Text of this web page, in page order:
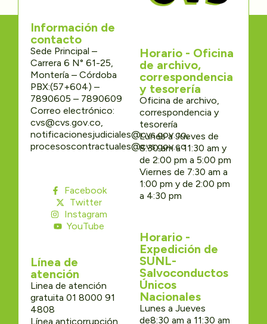
Información de
contacto
Sede Principal –
Carrera 6 N° 61-25,
Montería – Córdoba
PBX:(57+604) –
7890605 – 7890609
Correo electrónico:
cvs@cvs.gov.co,
notificacionesjudiciales@cvs.gov.co,
procesoscontractuales@cvs.gov.co
Facebook
Twitter
Instagram
YouTube
Línea de
atención
Linea de atención
gratuita 01 8000 91
4808
Línea anticorrupción
Horario - Oficina
de archivo,
correspondencia
y tesorería
Oficina de archivo,
correspondencia y
tesorería
Lunes a Jueves de
8:30 am a 11:30 am y
de 2:00 pm a 5:00 pm
Viernes de 7:30 am a
1:00 pm y de 2:00 pm
a 4:30 pm
Horario -
Expedición de
SUNL-
Salvoconductos
Únicos
Nacionales
Lunes a Jueves
de8:30 am a 11:30 am